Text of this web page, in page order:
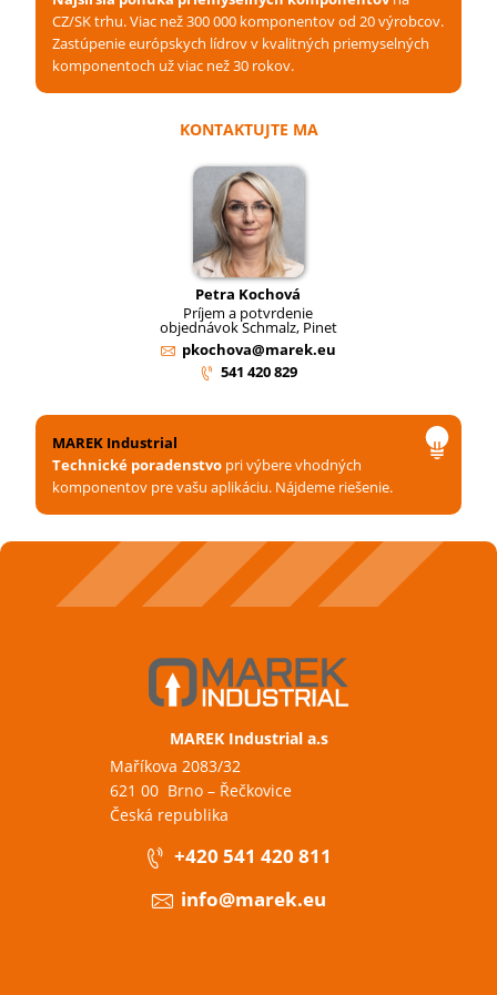
CZ/SK trhu. Viac než 300 000 komponentov od 20 výrobcov.
Zastúpenie európskych lídrov v kvalitných priemyselných
komponentoch už viac než 30 rokov.
KONTAKTUJTE MA
Petra Kochová
Príjem a potvrdenie
objednávok Schmalz, Pinet
pkochova@marek.eu
541 420 829
MAREK Industrial
Technické poradenstvo pri výbere vhodných
komponentov pre vašu aplikáciu. Nájdeme riešenie.
MAREK Industrial a.s
Maříkova 2083/32
621 00 Brno – Řečkovice
Česká republika
+420 541 420 811
info@marek.eu